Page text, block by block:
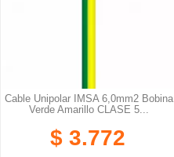
Cable Unipolar IMSA 6,0mm2 Bobina
Verde Amarillo CLASE 5...
$ 3.772